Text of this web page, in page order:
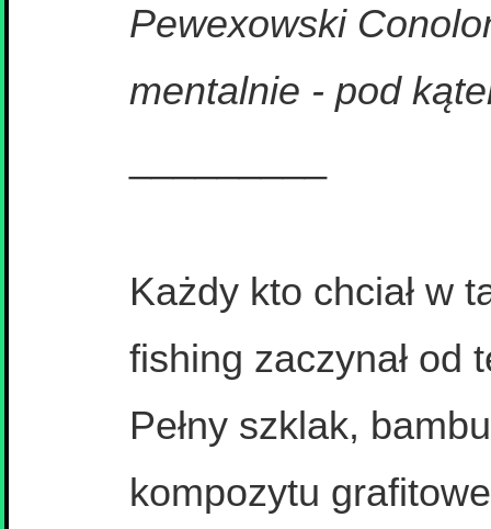
Pewexowski
mentalnie - pod
Każdy kto chciał w
fishing zaczynał od
Pełny szklak,
kompozytu